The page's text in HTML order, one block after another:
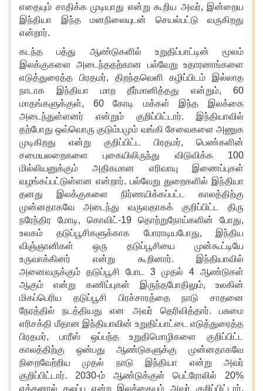
எதையும் சாதிக்க முடியாது என்று கூறிய அவர், இன்றைய
இந்தியா இந்த மனநிலையுடன் செயல்பட்டு வருகிறது
என்றார்.
கடந்த பத்து ஆண்டுகளில் உறுதிப்பாட்டின் மூலம்
இலக்குகளை அடைந்ததற்கான பல்வேறு உதாரணங்களை
எடுத்துரைத்த பிரதமர், திறந்தவெளி கழிப்பிடம் இல்லாத
நாடாக இந்தியா மாற தீர்மானித்தது என்றும், 60
மாதங்களுக்குள், 60 கோடி மக்கள் இந்த இலக்கை
அடைந்துள்ளனர் என்றும் குறிப்பிட்டார். இந்தியாவில்
தற்போது ஒவ்வொரு குடும்பமும் வங்கி சேவைகளை அணுக
முடிகிறது என்று குறிப்பிட்ட பிரதமர், பெண்களின்
சமையலறைகளை புகையிலிருந்து விடுவிக்க 100
மில்லியனுக்கும் அதிகமான எரிவாயு இணைப்புகள்
வழங்கப்பட்டுள்ளன என்றார். பல்வேறு துறைகளில் இந்தியா
தனது இலக்குகளை நிர்ணயிக்கப்பட்ட காலத்திற்கு
முன்னதாகவே அடைந்து வருவதாகக் குறிப்பிட்ட திரு
நரேந்திர மோடி, கொவிட்-19 தொற்றுநோய்களின் போது,
உலகம் தடுப்பூசிகளுக்காக போராடியபோது, இந்திய
விஞ்ஞானிகள் ஒரு தடுப்பூசியை முன்கூட்டியே
உருவாக்கினர் என்று கூறினார். இந்தியாவில்
அனைவருக்கும் தடுப்பூசி போட 3 முதல் 4 ஆண்டுகள்
ஆகும் என்று கணிப்புகள் இருந்தபோதிலும், உலகின்
மிகப்பெரிய தடுப்பூசி பிரச்சாரத்தை நாடு சாதனை
நேரத்தில் நடத்தியது என அவர் தெரிவித்தார். பசுமை
எரிசக்தி மீதான இந்தியாவின் உறுதிப்பாட்டை எடுத்துரைத்த
பிரதமர், பாரீஸ் ஒப்பந்த உறுதிமொழிகளை குறிப்பிட்ட
காலத்திற்கு ஒன்பது ஆண்டுகளுக்கு முன்னதாகவே
நிறைவேற்றிய முதல் நாடு இந்தியா என்று அவர்
குறிப்பிட்டார். 2030-ம் ஆண்டுக்குள் பெட்ரோலில் 20%
எத்தனால் கலப்பு என்ற இலக்கையும் அவர் குறிப்பிட்டார்.